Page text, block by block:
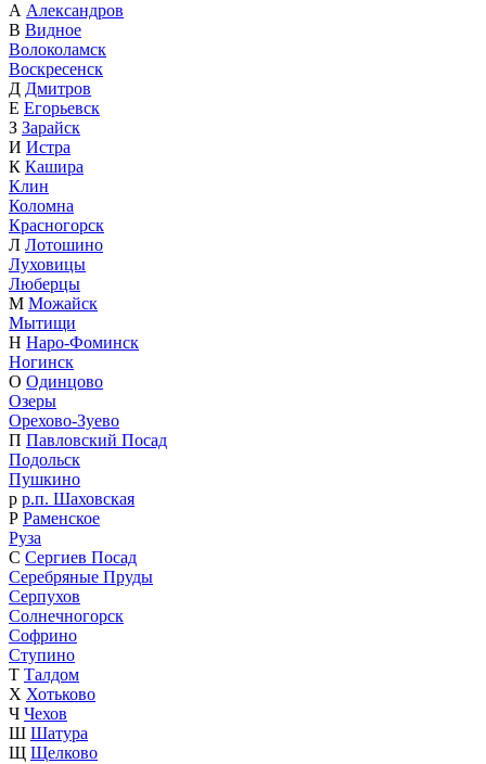
А Александров
В Видное
Волоколамск
Воскресенск
Д Дмитров
Е Егорьевск
З Зарайск
И Истра
К Кашира
Клин
Коломна
Красногорск
Л Лотошино
Луховицы
Люберцы
М Можайск
Мытищи
Н Наро-Фоминск
Ногинск
О Одинцово
Озеры
Орехово-Зуево
П Павловский Посад
Подольск
Пушкино
р р.п. Шаховская
Р Раменское
Руза
С Сергиев Посад
Серебряные Пруды
Серпухов
Солнечногорск
Софрино
Ступино
Т Талдом
Х Хотьково
Ч Чехов
Ш Шатура
Щ Щелково